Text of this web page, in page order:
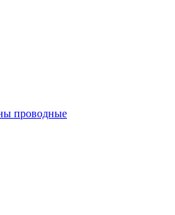
проводные